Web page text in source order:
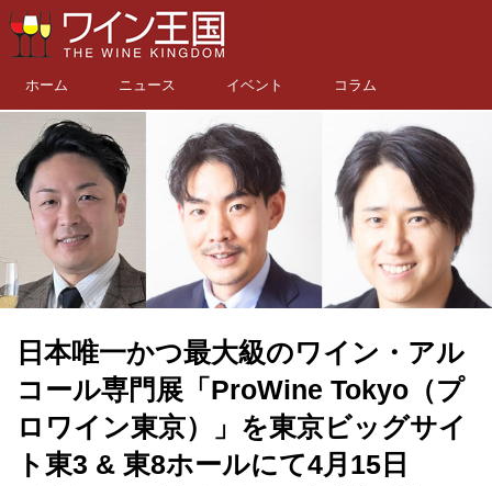
ホーム ニュース イベント コラム
日本唯一かつ最大級のワイン・アル
コール専門展「ProWine Tokyo（プ
ロワイン東京）」を東京ビッグサイ
ト東3 & 東8ホールにて4月15日